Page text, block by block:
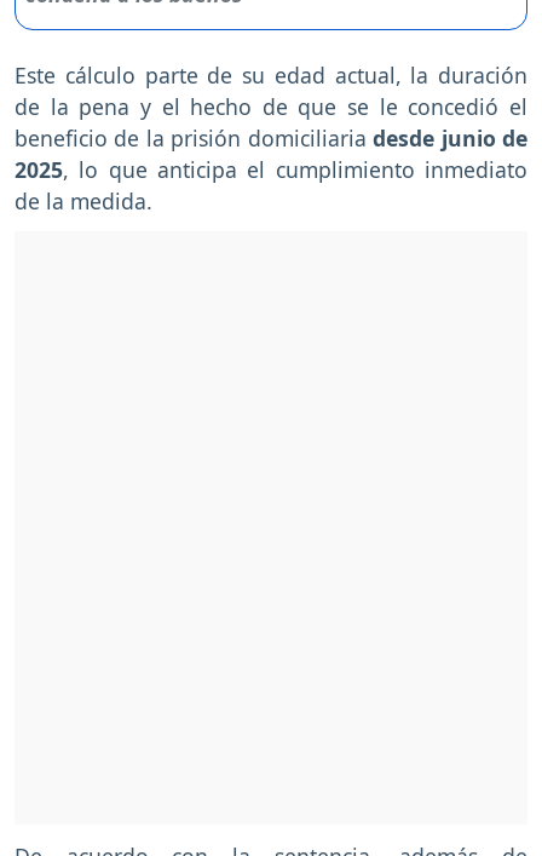
Este cálculo parte de su edad actual, la duración
de la pena y el hecho de que se le concedió el
beneficio de la prisión domiciliariadesde junio de
2025, lo que anticipa el cumplimiento inmediato
de la medida.